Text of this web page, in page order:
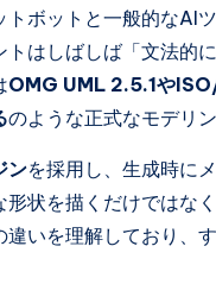
ボットと一般的なAI
はしばしば「文法的
OMG UML 2.5.1や
のような正式なモデリ
ンを採用し、生成時に
形状を描くだけではな
違いを理解しており、